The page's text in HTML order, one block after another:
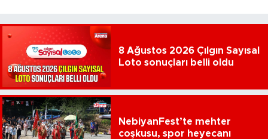
8 Ağustos 2026 Çılgın Sayısal
Loto sonuçları belli oldu
NebiyanFest’te mehter
coşkusu, spor heyecanı